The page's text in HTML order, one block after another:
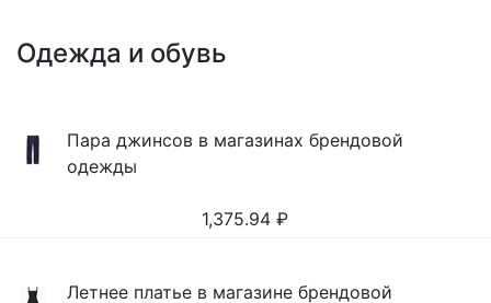
Одежда и обувь
Пара джинсов в магазинах брендовой
одежды
1,375.94 ₽
Летнее платье в магазине брендовой